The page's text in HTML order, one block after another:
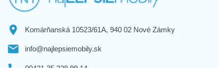
Komárňanská 10523/61A, 940 02 Nové Zámky
info@najlepsiemobily.sk